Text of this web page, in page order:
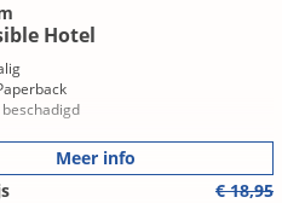
Hotel
Meer info
€ 18,95